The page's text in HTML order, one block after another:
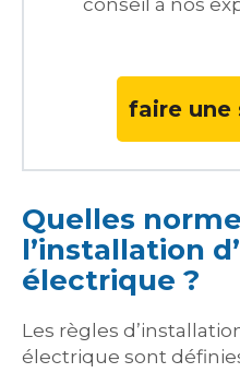
conseil à nos
faire une
Quelles
l’installation
électrique ?
Les règles
électrique sont